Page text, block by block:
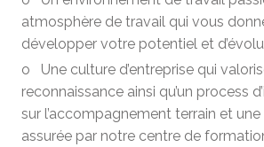
atmosphère de travail qui vous
développer votre potentiel et
o Une culture d’entreprise qui
reconnaissance ainsi qu’un process
sur l’accompagnement terrain et
assurée par notre centre de